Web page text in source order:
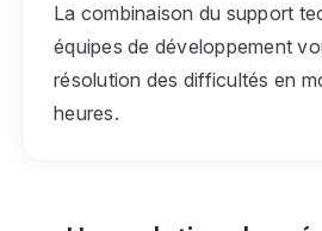
La combinaison du support
équipes de développement
résolution des difficultés en
heures.